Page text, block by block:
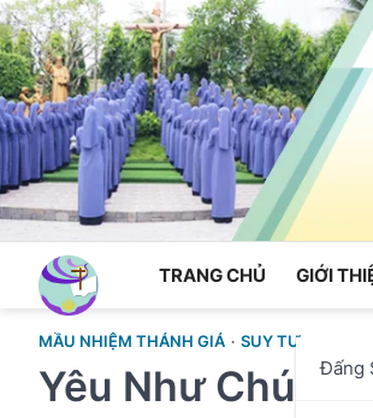
Skip
to
content
TRANG CHỦ GIỚI
Đấng
MẦU NHIỆM THÁNH GIÁ SUY TƯ
Yêu Như Chúa